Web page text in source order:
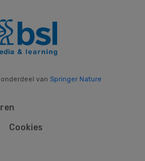
onderdeel van Springer Nature
Cookies